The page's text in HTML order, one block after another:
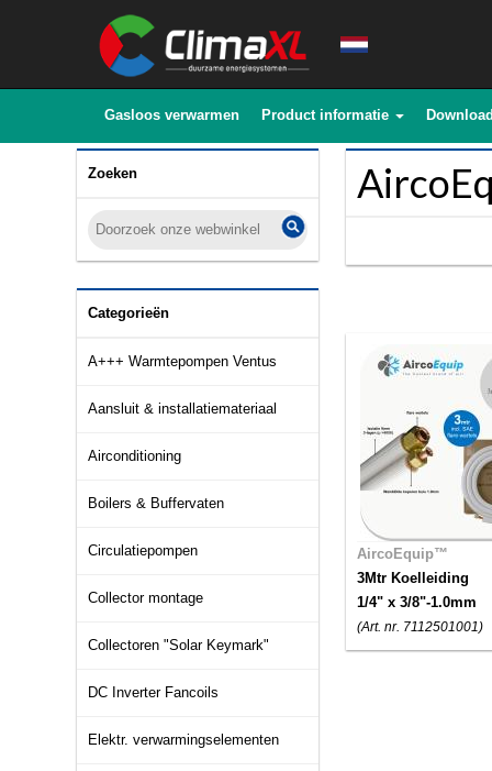
Gasloos verwarmen Product informatie
Zoeken
Categorieën
A+++ Warmtepompen Ventus
Aansluit & installatiemateriaal
Airconditioning
Boilers & Buffervaten
Circulatiepompen
Collector montage
Collectoren "Solar Keymark"
DC Inverter Fancoils
Elektr. verwarmingselementen
AircoEquip™
3Mtr Koelleiding
1/4" x 3/8"-1.0mm
(Art. nr. 7112501001)